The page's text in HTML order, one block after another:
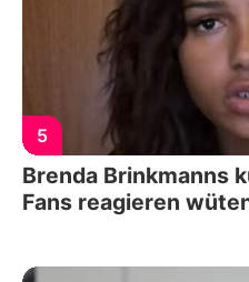
5
Brenda Brinkmanns
Fans reagieren